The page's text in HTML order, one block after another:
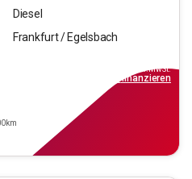
Diesel
Frankfurt / Egelsbach
inkl.MwSt.
finanzieren